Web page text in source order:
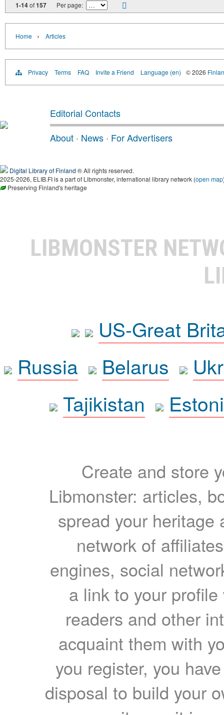
1-14of157 Per page:
Home › Articles
Privacy Terms FAQ Invite a Friend Language (en) © 2026
Editorial Contacts
About · News · For Advertisers
Digital Library of Finland ® All rights reserved.
2025-2026, ELIB.FI is a part of Libmonster, international library network (open map
Preserving Finland's heritage
LIBMONSTER
US-Great
Russia
Belarus
Tajikistan
Create and store
Libmonster: articles,
spread your heritage
network of
engines, social
a link to your
readers and other
acquaint them with
you register, you
disposal to build your